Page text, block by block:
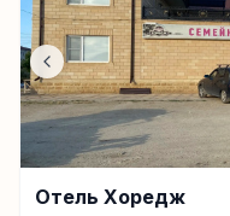
Отель Хоредж